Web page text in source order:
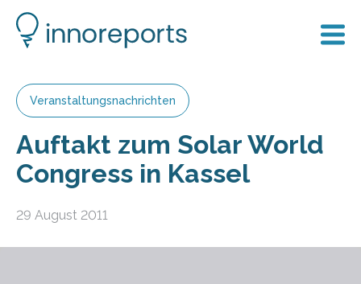
Veranstaltungsnachrichten
Auftakt zum Solar World
Congress in Kassel
29 August 2011